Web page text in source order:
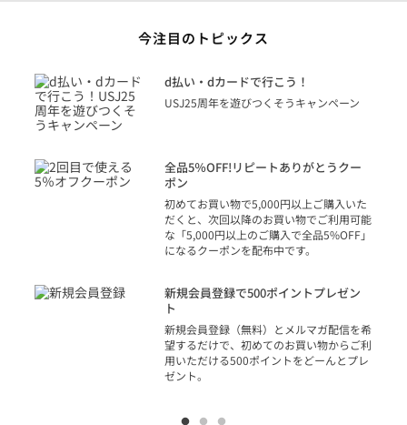
今注目のトピックス
d払い・dカードで行こう！
USJ25周年を遊びつくそうキャンペーン
全品5％OFF!リピートありがとうクー
ポン
初めてお買い物で5,000円以上ご購入いた
だくと、次回以降のお買い物でご利用可能
な「5,000円以上のご購入で全品5%OFF」
になるクーポンを配布中です。
新規会員登録で500ポイントプレゼン
ト
新規会員登録（無料）とメルマガ配信を希
望するだけで、初めてのお買い物からご利
用いただける500ポイントをどーんとプレ
ゼント。